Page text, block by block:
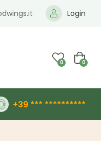
Login
0 0
+39 *** **********